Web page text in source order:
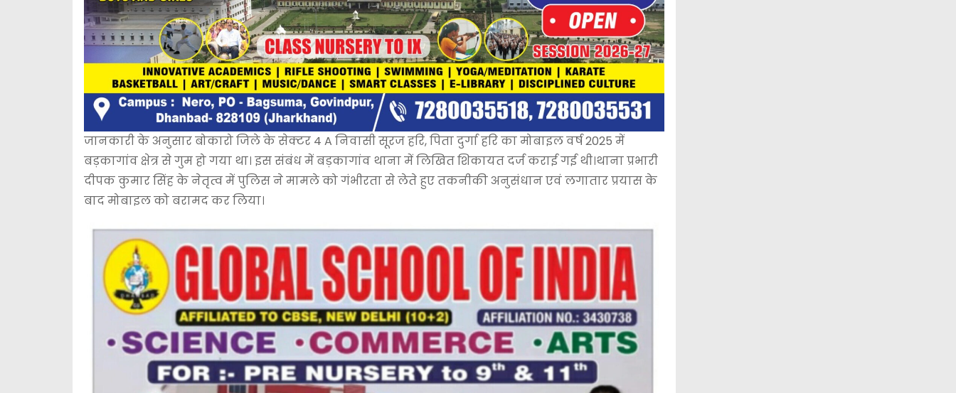
जानकारी के अनुसार बोकारो जिले के सेक्टर 4 A निवासी सूरज हरि, पिता दुर्गा हरि का मोबाइल वर्ष 2025 में
बड़कागांव क्षेत्र से गुम हो गया था। इस संबंध में बड़कागांव थाना में लिखित शिकायत दर्ज कराई गई थी।थाना प्रभारी
दीपक कुमार सिंह के नेतृत्व में पुलिस ने मामले को गंभीरता से लेते हुए तकनीकी अनुसंधान एवं लगातार प्रयास के
बाद मोबाइल को बरामद कर लिया।